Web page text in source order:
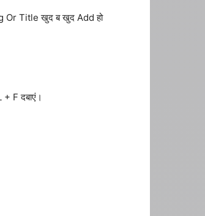
Or Title खुद ब खुद Add हो
F दबाएं।